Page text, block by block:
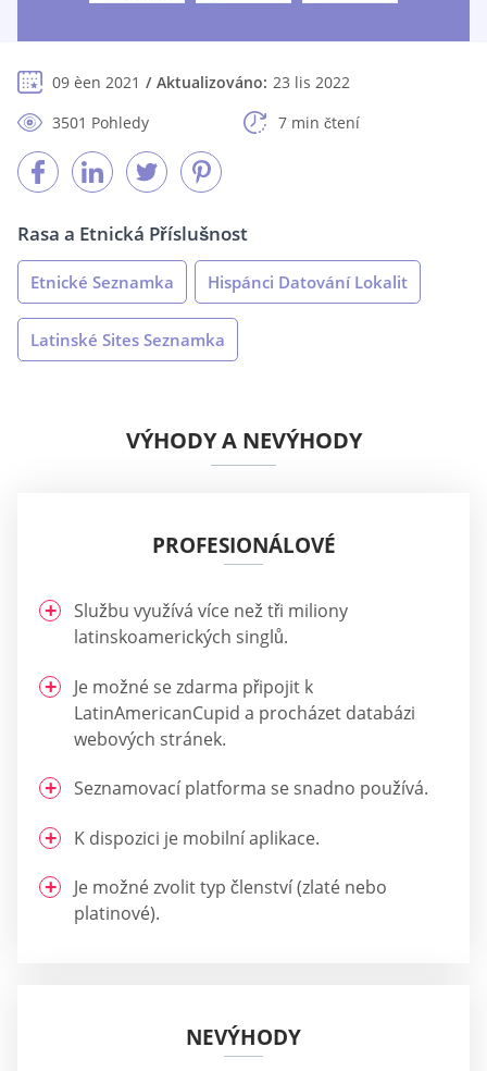
09 èen 2021 Aktualizováno: 23 lis 2022
3501 Pohledy
7 min čtení
Rasa a Etnická Příslušnost
Etnické Seznamka Hispánci Datování Lokalit
Latinské Sites Seznamka
VÝHODY A NEVÝHODY
PROFESIONÁLOVÉ
Službu využívá více než tři miliony
latinskoamerických singlů.
Je možné se zdarma připojit k
LatinAmericanCupid a procházet databázi
webových stránek.
Seznamovací platforma se snadno používá.
K dispozici je mobilní aplikace.
Je možné zvolit typ členství (zlaté nebo
platinové).
NEVÝHODY